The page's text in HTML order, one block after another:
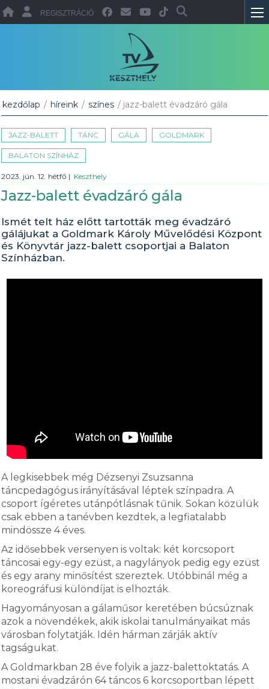
REGISZTRÁCIÓ
kezdőlap / híreink / színes / jazz-balett évadzáró gála
JAZZ-BALETT TÁNC GÁLA GOLDMARK
BALATON SZÍNHÁZ
2023. jún. 12. hétfő | Keszthely
Jazz-balett évadzáró gála
Ismét telt ház előtt tartották meg évadzáró
gálájukat a Goldmark Károly Művelődési Központ
és Könyvtár jazz-balett csoportjai a Balaton
Színházban.
A legkisebbek még Dézsenyi Zsuzsanna
táncpedagógus irányításával léptek színpadra. A
csoport ígéretes utánpótlásnak tűnik. Sokan közülük
csak ebben a tanévben kezdtek, a legfiatalabb
mindössze 4 éves.
Az idősebbek versenyen is voltak: két korcsoport
táncosai egy-egy ezüst, a nagylányok pedig egy ezüst
és egy arany minősítést szereztek. Utóbbinál még a
koreográfusi különdíjat is elhozták.
Hagyományosan a gálaműsor keretében búcsúznak
azok a növendékek, akik iskolai tanulmányaikat más
városban folytatják. Idén hárman zárják aktív
tagságukat.
A Goldmarkban 28 éve folyik a jazz-balettoktatás. A
mostani évadzárón 64 táncos 6 korcsoportban lépett